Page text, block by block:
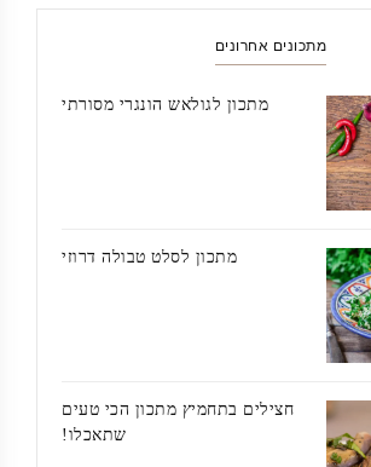
מתכונים אחרונים
מתכון לגולאש הונגרי מסורתי
מתכון לסלט טבולה דרוזי
חצילים בתחמיץ מתכון הכי טעים
שתאכלו!